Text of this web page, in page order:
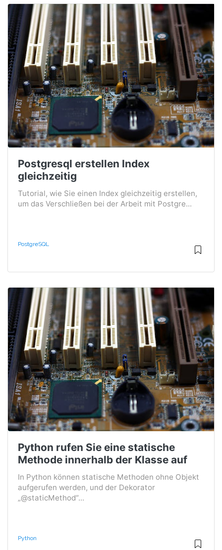
Postgresql erstellen Index
gleichzeitig
Tutorial, wie Sie einen Index gleichzeitig erstellen,
um das Verschließen bei der Arbeit mit Postgre...
PostgreSQL
Python rufen Sie eine statische
Methode innerhalb der Klasse auf
In Python können statische Methoden ohne Objekt
aufgerufen werden, und der Dekorator
„@staticMethod“...
Python